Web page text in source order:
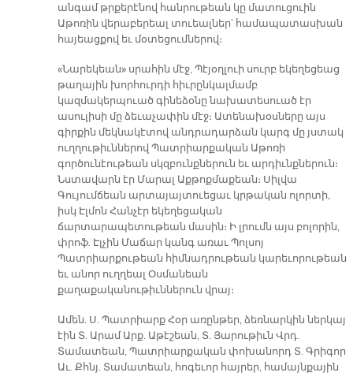
անգամ թրքերէնով հանրութեան կը մատուցուին
Աթոռին վերաբերեալ տուեալներ՝ համապատասխան
հայեացքով եւ մօտեցումներով։
«Նարեկեան» սրահին մէջ, Պէյօղլուի սուրբ եկեղեցեաց
թաղային խորհուրդի հիւրընկալմամբ
կազմակերպուած գինեձօնը նախատեսուած էր
ասուլիսի մը ձեւաչափին մէջ։ Ատենախօսները այս
գիրքին մեկնակէտով անդրադարձան կարգ մը յստակ
ուղղութիւններով Պատրիարքական Աթոռի
գործունէութեան սկզբունքներուն եւ արդիւնքներուն։
Նստավարն էր Մարալ Աքթոքմաքեան։ Սիլվա
Գույումճեան արտայայտուեցաւ կրթական ոլորտի,
իսկ Էլմոն Հանչէր եկեղեցական
ճարտարապետութեան մասին։ Ի լրումն այս բոլորին,
փրոֆ. Էլչին Մաճար կանգ առաւ Պոլսոյ
Պատրիարքութեան հիմնադրութեան կարեւորութեան
եւ անոր ուղղեալ Օսմանեան
քաղաքականութիւններուն վրայ։
Ամեն. Ս. Պատրիարք Հօր առընթեր, ձեռնարկին ներկայ
էին Տ. Արամ Արք. Աթէշեան, Տ. Յարութիւն Վրդ.
Տամատեան, Պատրիարքական փոխանորդ Տ. Գրիգոր
Աւ. Քհնյ. Տամատեան, հոգեւոր հայրեր, համայնքային